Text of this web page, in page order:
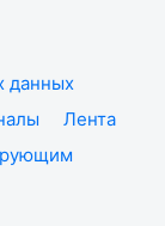
данных
Лента